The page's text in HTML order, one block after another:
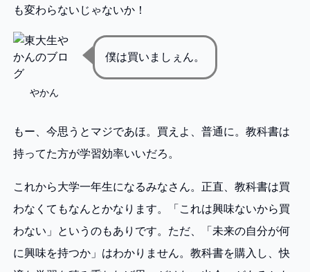
も変わらないじゃないか！
やかん
僕は買いましぇん。
もー、今思うとマジであほ。買えよ、普通に。教科書は
持ってた方が学習効率いいだろ。
これから大学一年生になるみなさん。正直、教科書は買
わなくてもなんとかなります。「これは興味ないから買
わない」というのもありです。ただ、「未来の自分が何
に興味を持つか」はわかりません。教科書を購入し、快